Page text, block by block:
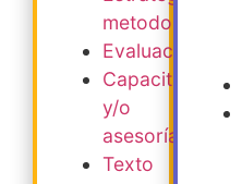
metodológica
Evaluación
Capacitación
y/o
asesoría
Texto